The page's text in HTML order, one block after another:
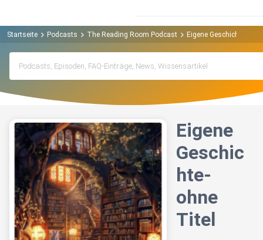
Startseite Podcasts The Reading Room Podcast Eigene Geschichte-
Eigene
Geschic
hte-
ohne
Titel